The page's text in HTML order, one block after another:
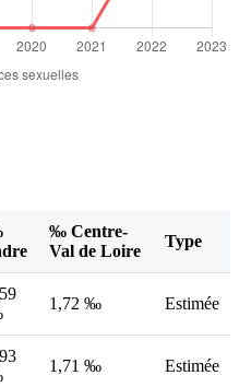
‰ Centre-
Val de Loire
Type
1,72 ‰ Estimée
1,71 ‰ Estimée